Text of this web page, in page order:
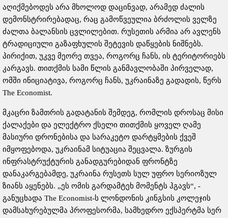
აღიქმებოდეს არა მხოლოდ დაცინვად, არამედ ძალის
დემონსტრირებადაც, რაც გამოწვეულია ბრძოლის ველზე
ძალთა ბალანსის ცვლილებით. რუსეთის არმია არ ავლენს
ტრადიციული გაზაფხულის შეტევის დაწყების ნიშნებს.
პირიქით, უკვე მეორე თვეა, როგორც ჩანს, ის ტერიტორიებს
კარგავს. თითქმის სამი წლის განმავლობაში პირველად,
ომში ინიციატივა, როგორც ჩანს, უკრაინაზე გადადის, წერს
The Economist.
მკაცრი ზამთრის გადატანის შემდეგ, რომლის დროსაც მისი
ქალაქები და ელექტრო ქსელი თითქმის ყოველ ღამე
მასიური დრონებისა და სარაკეტო დარტყმების ქვეშ
იმყოფებოდა, უკრაინამ სიტუაცია შეცვალა. ზურგის
ინფრასტრუქტურის განადგურებიდან ფრონტზე
დანაკარგებამდე, უკრაინა რუსეთს სულ უფრო სერიოზულ
ზიანს აყენებს. „ეს ომის გარდამტეხ მომენტს ჰგავს“, -
განუცხადა The Economist-ს ლონდონის კინგსის კოლეჯის
დამსახურებულმა პროფესორმა, სამხედრო ექსპერტმა სერ